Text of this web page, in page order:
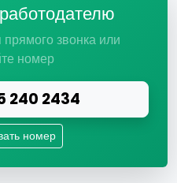
звонка или
номер
240 2434
номер